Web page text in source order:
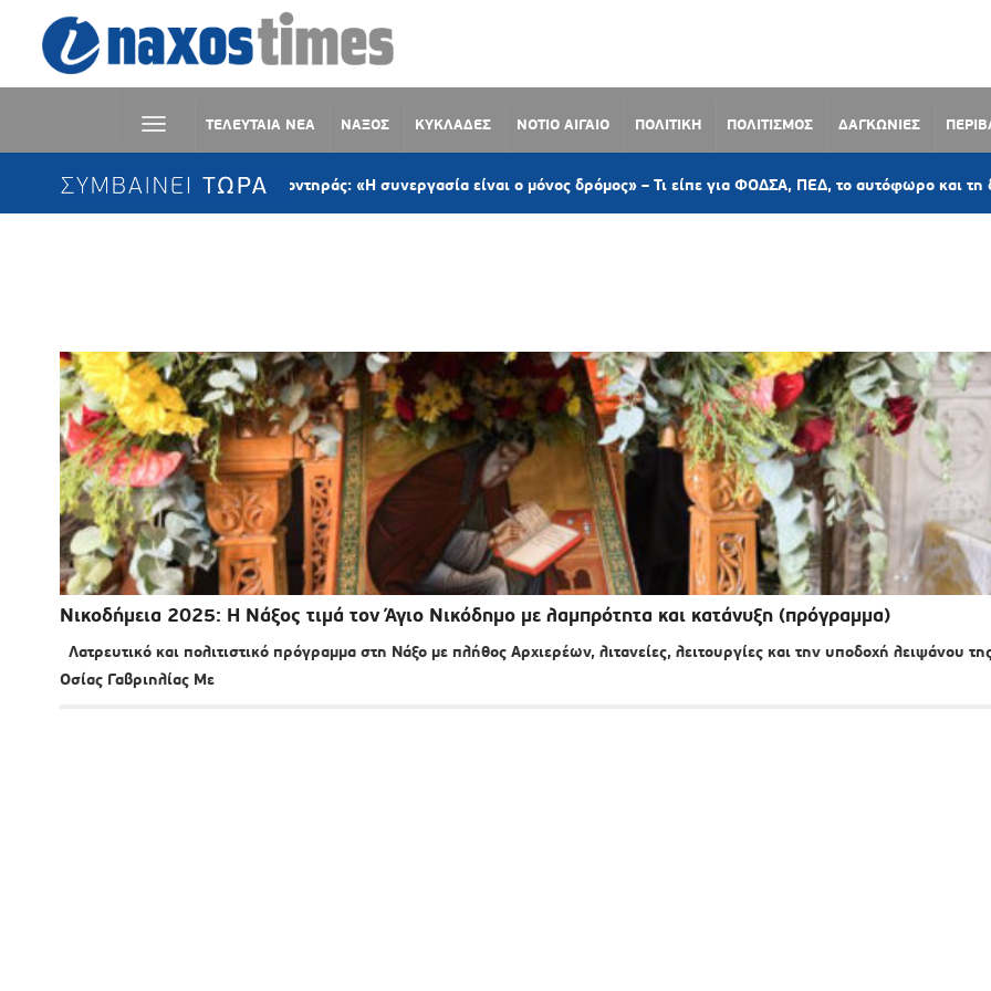
ΤΕΛΕΥΤΑΙΑ ΝΕΑ ΝΑΞΟΣ ΚΥΚΛΑΔΕΣ ΝΟΤΙΟ ΑΙΓΑΙΟ ΠΟΛΙΤΙΚΗ ΠΟΛΙΤΙΣΜΟΣ ΔΑΓΚΩΝΙΕΣ
ΣΥΜΒΑΙΝΕΙ ΤΩΡΑ
Παναγιώτης Κροντηράς: «Η συνεργασία είναι ο μόνος δρόμος» – Τι είπε για ΦΟΔΣΑ, ΠΕΔ, το αυτόφωρο και τη
Νικοδήμεια 2025: Η Νάξος τιμά τον Άγιο Νικόδημο με λαμπρότητα και κατάνυξη (πρόγραμμα)
Λατρευτικό και πολιτιστικό πρόγραμμα στη Νάξο με πλήθος Αρχιερέων, λιτανείες, λειτουργίες και την υποδοχή λειψάνου
Οσίας Γαβριηλίας Με